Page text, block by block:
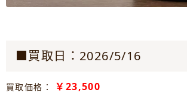
■買取日：2026/5/16
買取価格： ￥23,500